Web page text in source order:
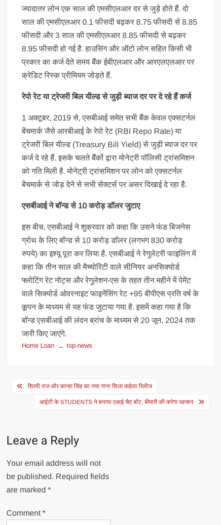
ज्यादातर लोन एक साल की एमसीएलआर दर से जुड़े होते हैं. दो
साल की एमसीएलआर 0.1 फीसदी बढ़कर 8.75 फीसदी से 8.85
फीसदी और 3 साल की एमसीएलआर 8.85 फीसदी से बढ़कर
8.95 फीसदी हो गई है. हाउसिंग और ऑटो लोन सहित किसी भी
प्रकार का कर्ज देते समय बैंक ईबीएलआर और आरएलएलआर पर
क्रेडिट रिस्क प्रीमियम जोड़ते हैं.
रेपो रेट या ट्रेजरी बिल यील्ड से जुड़ी ब्याज दर पर दे रहे हैं कर्ज
1 अक्टूबर, 2019 से, एसबीआई समेत सभी बैंक केवल एक्सटर्नल
बेंचमार्क जैसे आरबीआई के रेपो रेट (RBI Repo Rate) या
ट्रेजरी बिल यील्ड (Treasury Bill Yield) से जुड़ी ब्याज दर पर
कर्ज दे रहे हैं. इसके चलते बैंकों द्वारा मोनेट्री पॉलिसी ट्रांसमिशन
को गति मिली है. मोनेट्री ट्रांसमिशन पर लोन को एक्सटर्नल
बेंचमार्क से जोड़ देने से सभी सेक्टर्स पर असर दिखाई दे रहा है.
एसबीआई ने बॉन्ड से 10 करोड़ डॉलर जुटाए
इस बीच, एसबीआई ने शुक्रवार को कहा कि उसने फंड बिजनेस
ग्रोथ के लिए बॉन्ड से 10 करोड़ डॉलर (लगभग 830 करोड़
रुपये) का इश्यू पूरा कर लिया है. एसबीआई ने रेगुलेटरी फाइलिंग में
कहा कि तीन साल की मैच्योरिटी वाले सीनियर अनसिक्योर्ड
फ्लोटिंग रेट नोट्स और रेगुलेशन-एस के तहत तीन महीने में पेमेंट
वाले सिक्योर्ड ओवरनाइट फाइनेंसिंग रेट +95 बीपीएस प्रति वर्ष के
कूपन के माध्यम से यह फंड जुटाया गया है. इसमें कहा गया है कि
बॉन्ड एसबीआई की लंदन ब्रांच के माध्यम से 20 जून, 2024 तक
जारी किए जाएंगे.
Home Loan top-news
Post
navigation
शिल्पी राज और कान्हा सिंह का नया गाना शिला कहेला रिलीज
आईटी के STUDENTS ने बनाया एआई चैट बॉट, बीमारी की करेगा पहचान
Leave a Reply
Your email address will not
be published. Required fields
are marked*
Comment*